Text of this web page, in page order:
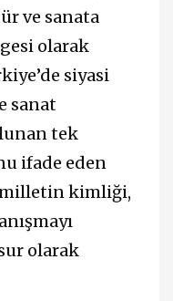
ve sanata
olarak
siyasi
sanat
tek
ifade eden
milletin kimliği,
olarak